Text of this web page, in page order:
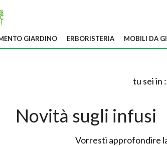
GIARDINO ERBORISTERIA MOBILI DA
tu sei in :
Novità sugli infusi
Vorresti approfondire